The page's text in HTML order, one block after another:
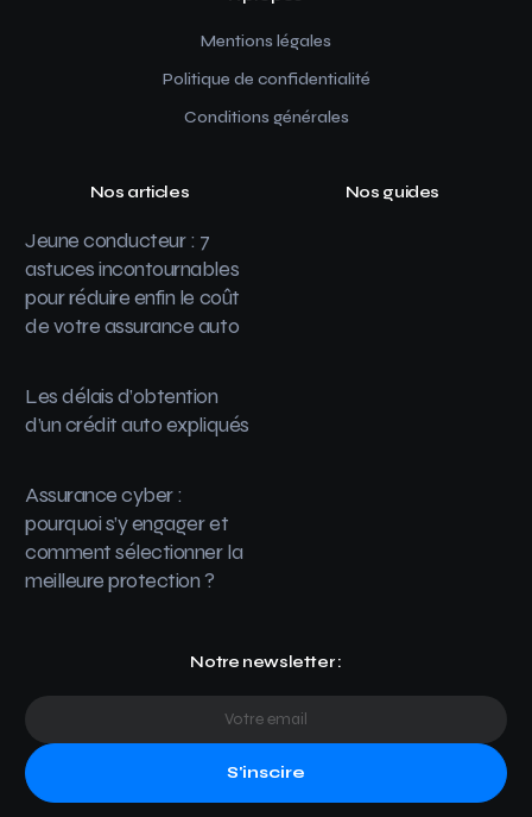
Mentions légales
Politique de confidentialité
Conditions générales
Nos articles
Jeune conducteur : 7
astuces incontournables
pour réduire enfin le coût
de votre assurance auto
Les délais d’obtention
d’un crédit auto expliqués
Assurance cyber :
pourquoi s’y engager et
comment sélectionner la
meilleure protection ?
Nos guides
Notre newsletter :
S'inscire